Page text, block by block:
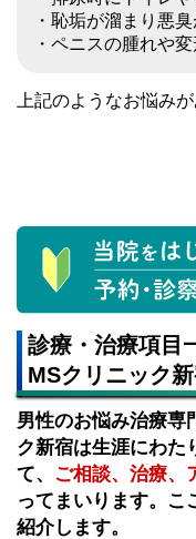
・恥垢が溜まり悪
・ペニスの腫れや
上記のようなお悩み
診療・治療項目
MSクリニック
男性のお悩み治療専
ク新宿は生涯にわた
て、 ご相談、治療、
ってまいります。こ
紹介します。